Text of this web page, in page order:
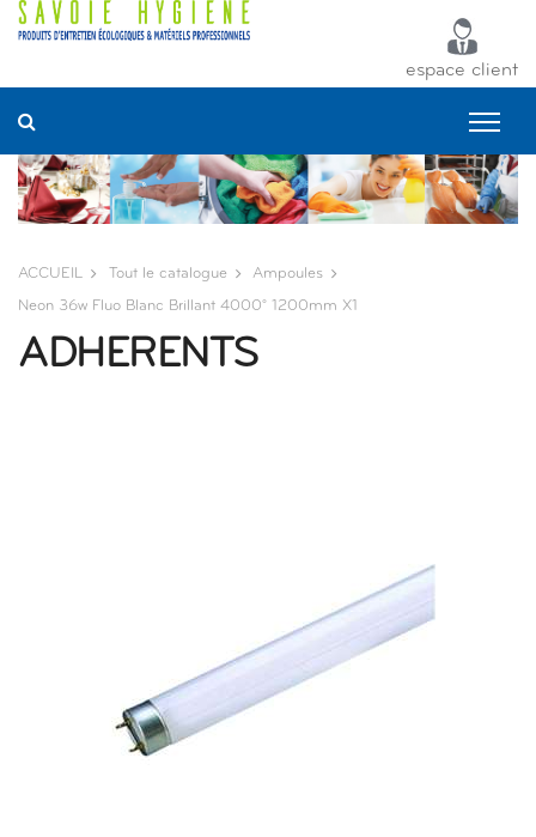
espace client
ACCUEIL Tout le catalogue Ampoules
Neon 36w Fluo Blanc Brillant 4000° 1200mm X1
ADHERENTS
Panneau de gestion des cookies